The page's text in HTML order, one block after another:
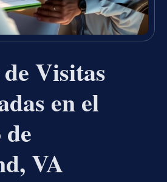
Visitas
en el
VA